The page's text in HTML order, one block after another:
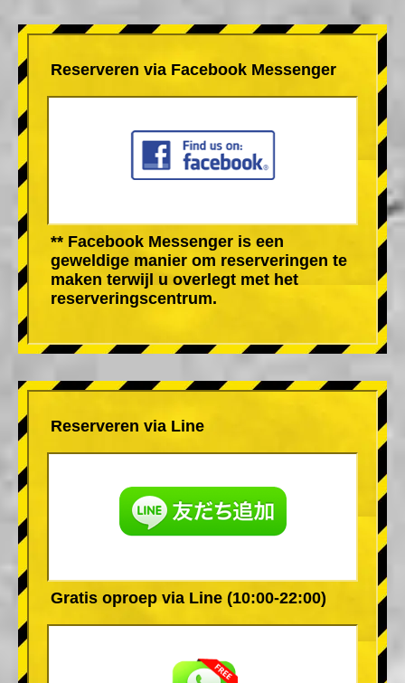
Reserveren via Facebook Messenger
** Facebook Messenger is een
geweldige manier om reserveringen te
maken terwijl u overlegt met het
reserveringscentrum.
Reserveren via Line
Gratis oproep via Line (10:00-22:00)